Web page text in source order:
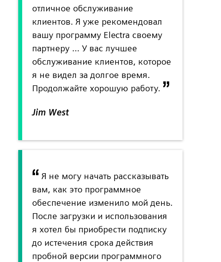
отличное обслуживание
клиентов. Я уже рекомендовал
вашу программу Electra своему
партнеру ... У вас лучшее
обслуживание клиентов, которое
я не видел за долгое время.
Продолжайте хорошую работу.
Jim West
Я не могу начать рассказывать
вам, как это программное
обеспечение изменило мой день.
После загрузки и использования
я хотел бы приобрести подписку
до истечения срока действия
пробной версии программного